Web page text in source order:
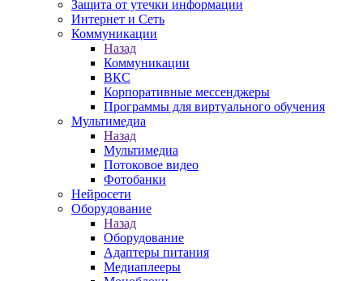
Защита от утечки информации
Интернет и Сеть
Коммуникации
Назад
Коммуникации
ВКС
Корпоративные мессенджеры
Программы для виртуального обучения
Мультимедиа
Назад
Мультимедиа
Потоковое видео
Фотобанки
Нейросети
Оборудование
Назад
Оборудование
Адаптеры питания
Медиаплееры